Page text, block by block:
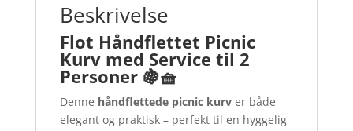
Beskrivelse
Flot Håndflettet Picnic
Kurv med Service til 2
Personer 🍇🧺
Denne håndflettede picnic kurver både
elegant og praktisk – perfekt til en hyggelig